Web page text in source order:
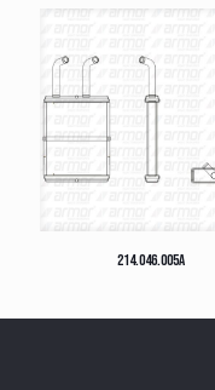
214.046.005A